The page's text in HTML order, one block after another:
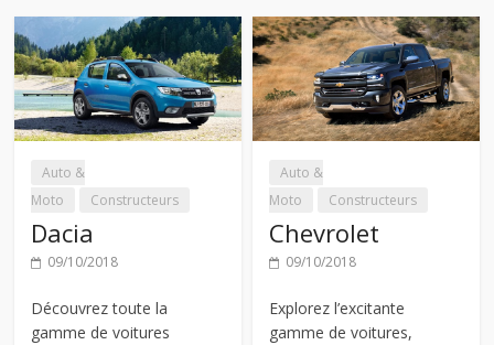
Auto &
Moto
Constructeurs
Dacia
09/10/2018
Découvrez toute la
gamme de voitures
Auto &
Moto
Constructeurs
Chevrolet
09/10/2018
Explorez l’excitante
gamme de voitures,